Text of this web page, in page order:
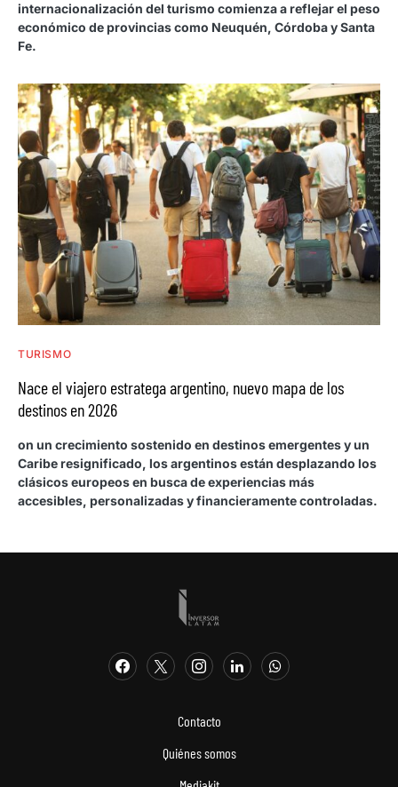
internacionalización del turismo comienza a reflejar el peso
económico de provincias como Neuquén, Córdoba y Santa
Fe.
TURISMO
Nace el viajero estratega argentino, nuevo mapa de los
destinos en 2026
on un crecimiento sostenido en destinos emergentes y un
Caribe resignificado, los argentinos están desplazando los
clásicos europeos en busca de experiencias más
accesibles, personalizadas y financieramente controladas.
Contacto
Quiénes somos